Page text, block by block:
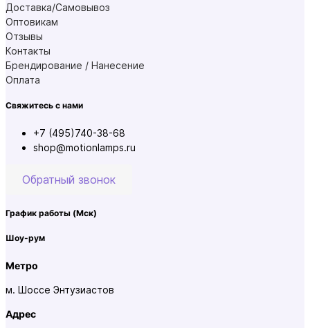
Доставка/Самовывоз
Оптовикам
Отзывы
Контакты
Брендирование / Нанесение
Оплата
Свяжитесь с нами
+7 (495)740-38-68
shop@motionlamps.ru
Обратный звонок
График работы (Мск)
Шоу-рум
Метро
м. Шоссе Энтузиастов
Адрес